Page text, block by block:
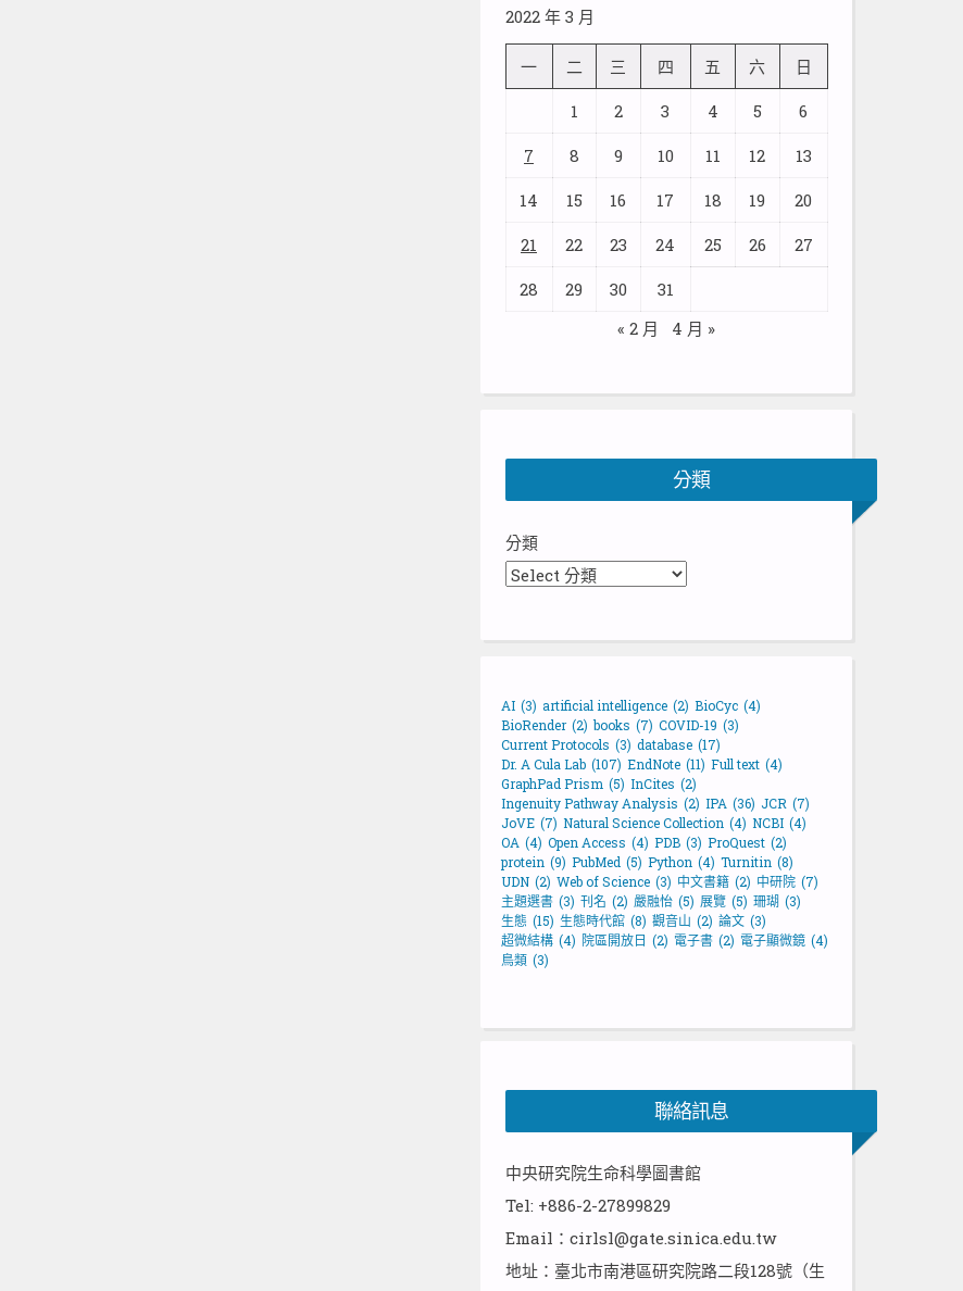
2022 年 3 月
一 二 三 四 五 六 日
1 2 3 4 5 6
7 8 9 10 11 12 13
14 15 16 17 18 19 20
21 22 23 24 25 26 27
28 29 30
31
« 2 月
4 月 »
分類
分類
AI (3) artificial intelligence (2) BioCyc (4)
BioRender (2) books (7) COVID-19 (3)
Current Protocols (3) database (17)
Dr. A Cula Lab (107) EndNote (11) Full text (4)
GraphPad Prism (5) InCites (2)
Ingenuity Pathway Analysis (2) IPA (36) JCR (7)
JoVE (7) Natural Science Collection (4) NCBI (4)
OA (4) Open Access (4) PDB (3) ProQuest (2)
protein (9) PubMed (5) Python (4) Turnitin (8)
UDN (2) Web of Science (3) 中文書籍 (2) 中研院 (7)
主題選書 (3) 刊名 (2) 嚴融怡 (5) 展覽 (5) 珊瑚 (3)
生態 (15) 生態時代館 (8) 觀音山 (2) 論文 (3)
超微結構 (4) 院區開放日 (2) 電子書 (2) 電子顯微鏡 (4)
鳥類 (3)
聯絡訊息
中央研究院生命科學圖書館
Tel: +886-2-27899829
Email：cirlsl@gate.sinica.edu.tw
地址：臺北市南港區研究院路二段128號（生